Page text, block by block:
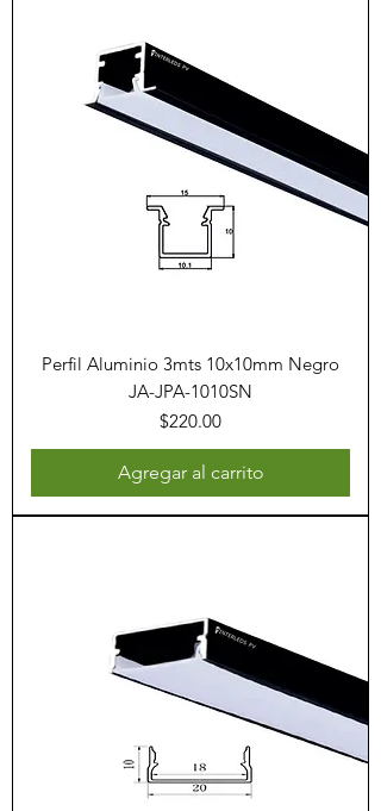
Perfil Aluminio 3mts 10x10mm Negro
JA-JPA-1010SN
Precio
$220.00
Agregar al carrito